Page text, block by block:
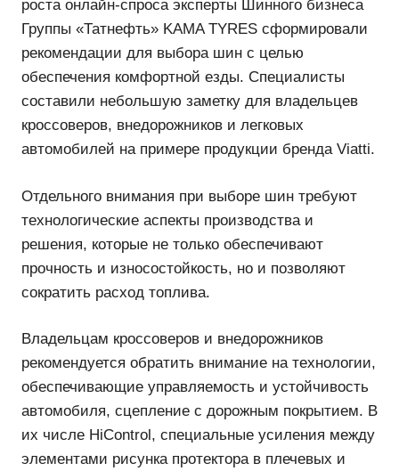
роста онлайн-спроса эксперты Шинного бизнеса
Группы «Татнефть» KAMA TYRES сформировали
рекомендации для выбора шин с целью
обеспечения комфортной езды. Специалисты
составили небольшую заметку для владельцев
кроссоверов, внедорожников и легковых
автомобилей на примере продукции бренда
Отдельного внимания при выборе шин требуют
технологические аспекты производства и
решения, которые не только обеспечивают
прочность и износостойкость, но и позволяют
Владельцам кроссоверов и внедорожников
рекомендуется обратить внимание на
технологии, обеспечивающие управляемость и
устойчивость автомобиля, сцепление с
дорожным покрытием. В их числе HiControl,